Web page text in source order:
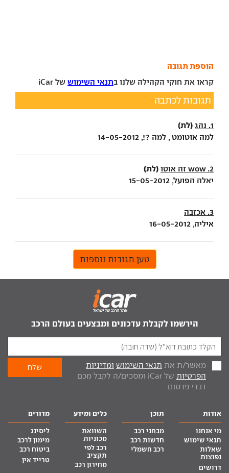
הוספת תגובה
קראו את חוקי הקהילה שלנו בתנאי השימוש של iCar
תגובות לכתבה
1. נהג (לת)
למה אוטומט , למה ?!, 14-05-2012
2. wow זה אוטו (לת)
יאלה הפועל, 15-05-2012
3. אכזבה
איליה, 16-05-2012
טען תגובות נוספות
הירשמו לקבלת עדכונים ומבצעים בעולם הרכב
מאשר/ת את תנאי השימוש ומדיניות
הפרטיות
של iCar ומסכים/ה לקבל מכם
דברי פרסום.
אודות
מי אנחנו
תנאי שימוש
שאלות
נפוצות
דרושים
תוכן
מבחני רכב
חדשות רכב
רכב חשמלי
כלים ומידע
השוואת
מכוניות
רכב לפי
תקציב
מחירון רכב
מדורים
ליסינג
מימון לרכב
ביטוח רכב
טרייד אין